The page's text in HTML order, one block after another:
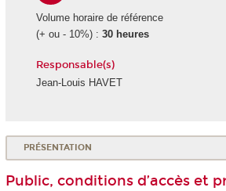
Volume horaire de référence
(+ ou - 10%) : 30 heures
Responsable(s)
Jean-Louis HAVET
PRÉSENTATION
Public, conditions d’accès et